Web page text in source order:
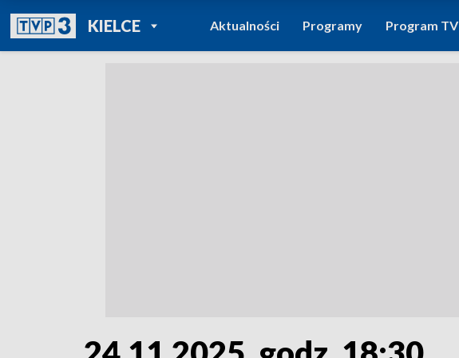
KIELCEPOWRÓT DO
TVP REGIONY
Aktualności Programy Program TV